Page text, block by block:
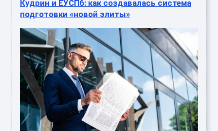
Кудрин и ЕУСПб: как создавалась система
подготовки «новой элиты»